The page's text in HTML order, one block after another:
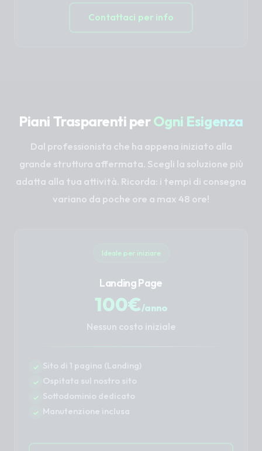
Contattaci per info
Piani Trasparenti perOgni Esigenza
Dal professionista che ha appena iniziato alla
grande struttura affermata. Scegli la soluzione più
adatta alla tua attività. Ricorda: i tempi di consegna
variano da poche ore a max 48 ore!
Ideale per iniziare
Landing Page
100€/anno
Nessun costo iniziale
Sito di 1 pagina (Landing)
Ospitata sul nostro sito
Sottodominio dedicato
Manutenzione inclusa